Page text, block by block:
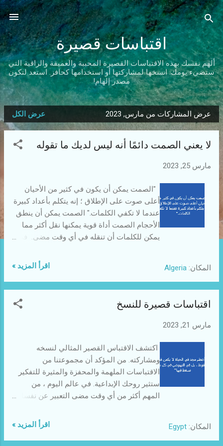
التخطي إلى المحتوى الرئيسي
اقتباسات قصيرة
ألهم نفسك بهذه الاقتباسات القصيرة المحببة والعميقة والراقية التي
ستضيء يومك. انسخها لمشاركتها أو استخدامها كحافز. استعد لتكون
مصدر إلهام!
ا
ل
عرض المشاركات من مارس, 2023 عرض الكل
لا يعني الصمت دائمًا أنه ليس لديك ما تقوله
مارس 25, 2023
"الصمت يمكن أن يكون في كثير من الأحيان
أعلى صوت على الإطلاق ؛ إنه يتكلم بأعداد كبيرة
عندما لا تكفي الكلمات." الصمت يمكن أن ينطق
الأحجام الصمت أداة قوية يمكنها نقل أكثر مما
يمكن للكلمات أن تنقله في أي وقت مضى. في
يعبر عن الكثير عن أفكارك ومشاعرك . يمكن
استخدام الصمت للتعبير عن الاحترام أو التفاهم
أو حتى الرفض حسب الظروف. في بعض الأحيان
في تقديم إجابة أو رأي قد لا يتم صياغته بالكامل.
عندما يرفض الناس التحدث ، فقد يرسلون
رسالة مفادها أن حقوقهم قد انتهكت أو أنهم
تعرضوا للظلم بطريقة ما. في هذه الحالات ،
يمكن أن يكون الصمت بمثابة عمل مقاومة ضد
القهر والظلم. في النهاية ، الصمت ليس
معرفة متى تتحدث ومتى تلتزم الصمت هي
مهارة مهمة تتطلب ذكاءً عاطفيًا وإدراكًا
المكان: Algeria اقرأ المزيد »
اقتباسات قصيرة للنسخ
مارس 21, 2023
اكتشف الاقتباس القصير المثالي لنسخه
ومشاركته. من المؤكد أن مجموعتنا من
الاقتباسات الملهمة والمحفزة والمثيرة للتفكير
ستثير روحك الإبداعية. في عالم اليوم ، من
المهم أكثر من أي وقت مضى التعبير عن نفسك
للقيام بذلك من استخدام اقتباسات ملهمة؟ تعتبر
الاقتباسات القصيرة طريقة ممتازة لتوفير
الحافز أو مشاركة الرأي أو التعبير عن المشاعر.
المكان: Egypt اقرأ المزيد »